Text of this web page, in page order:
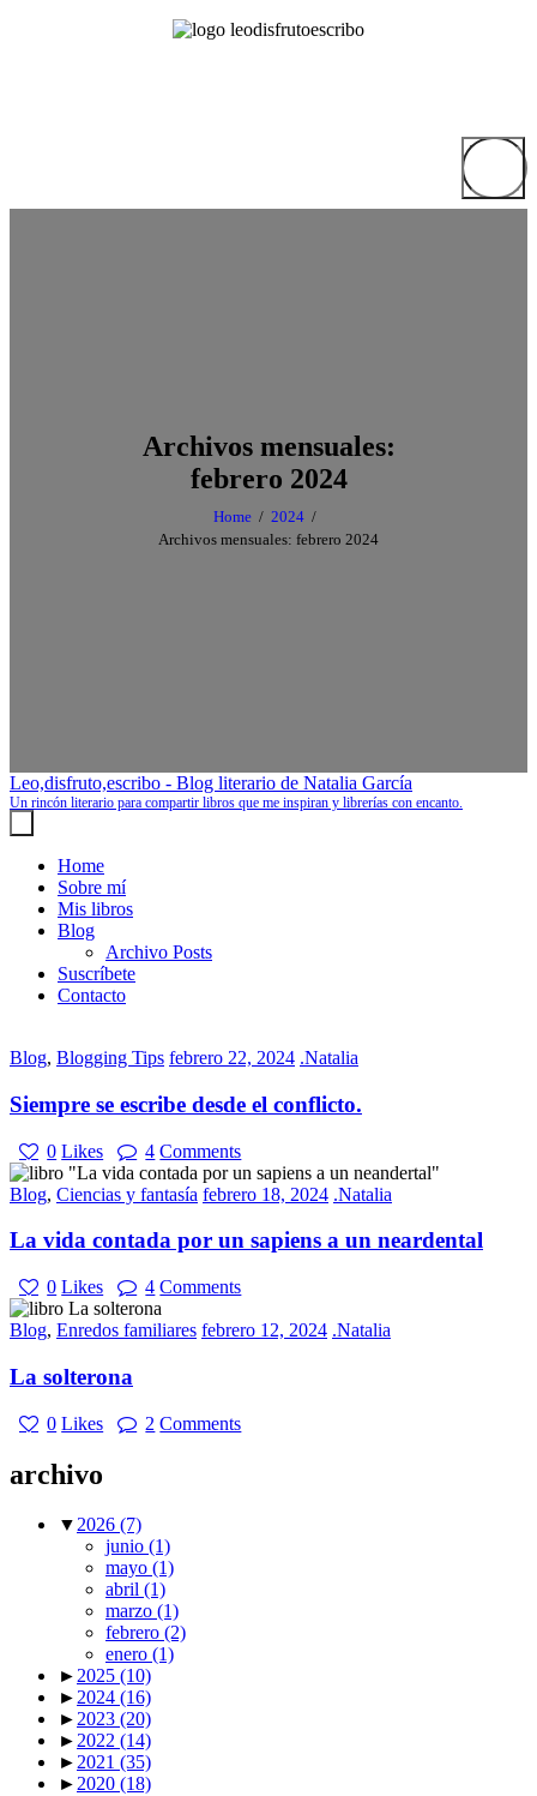
Archivos mensuales:
febrero 2024
Home
2024
Archivos mensuales: febrero 2024
Leo,disfruto,escribo - Blog literario de Natalia García
Un rincón literario para compartir libros que me inspiran y librerías con encanto.
Home
Sobre mí
Mis libros
Blog
Archivo Posts
Suscríbete
Contacto
Blog, Blogging Tips febrero 22, 2024 .Natalia
Siempre se escribe desde el conflicto.
0 Likes 4 Comments
Blog, Ciencias y fantasía febrero 18, 2024 .Natalia
La vida contada por un sapiens a un neardental
0 Likes 4 Comments
Blog, Enredos familiares febrero 12, 2024 .Natalia
La solterona
0 Likes 2 Comments
archivo
▼2026 (7)
junio (1)
mayo (1)
abril (1)
marzo (1)
febrero (2)
enero (1)
►2025 (10)
►2024 (16)
►2023 (20)
►2022 (14)
►2021 (35)
►2020 (18)